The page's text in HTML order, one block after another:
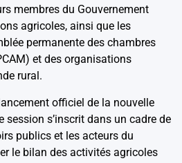
membres du Gouvernement
agricoles, ainsi que les
permanente des chambres
et des organisations
rural.
officiel de la nouvelle
session s’inscrit dans un cadre de
publics et les acteurs du
le bilan des activités agricoles